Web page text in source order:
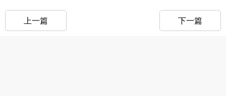
上一篇 下一篇